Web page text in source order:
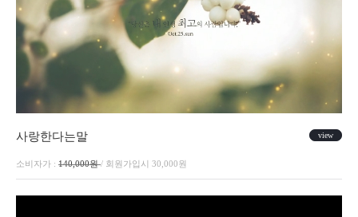
view
사랑한다는말
소비자가 : 140,000원/ 회원가입시 30,000원